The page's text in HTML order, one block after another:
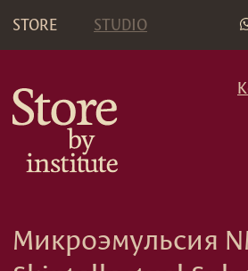
STORE STUDIO
•
Микроэмульсия NMF+
Skintellectual Solutions